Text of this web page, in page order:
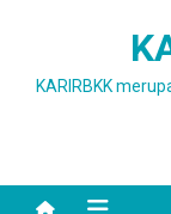
KARIRBKK